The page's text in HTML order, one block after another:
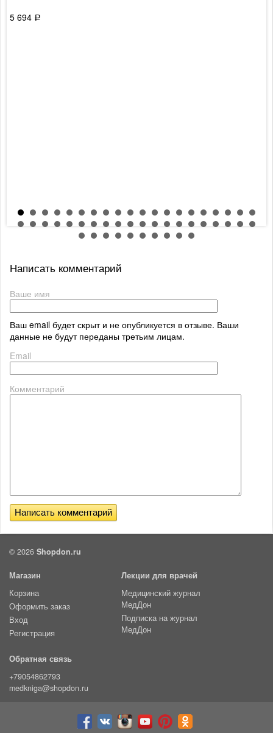
5 694 Р
Написать комментарий
Ваше имя
Ваш email будет скрыт и не опубликуется в отзыве. Ваши
данные не будут переданы третьим лицам.
Email
Комментарий
© 2026 Shopdon.ru
Магазин
Корзина
Оформить заказ
Вход
Регистрация
Лекции для врачей
Медицинский журнал
МедДон
Подписка на журнал
МедДон
Обратная связь
+79054862793
medkniga@shopdon.ru